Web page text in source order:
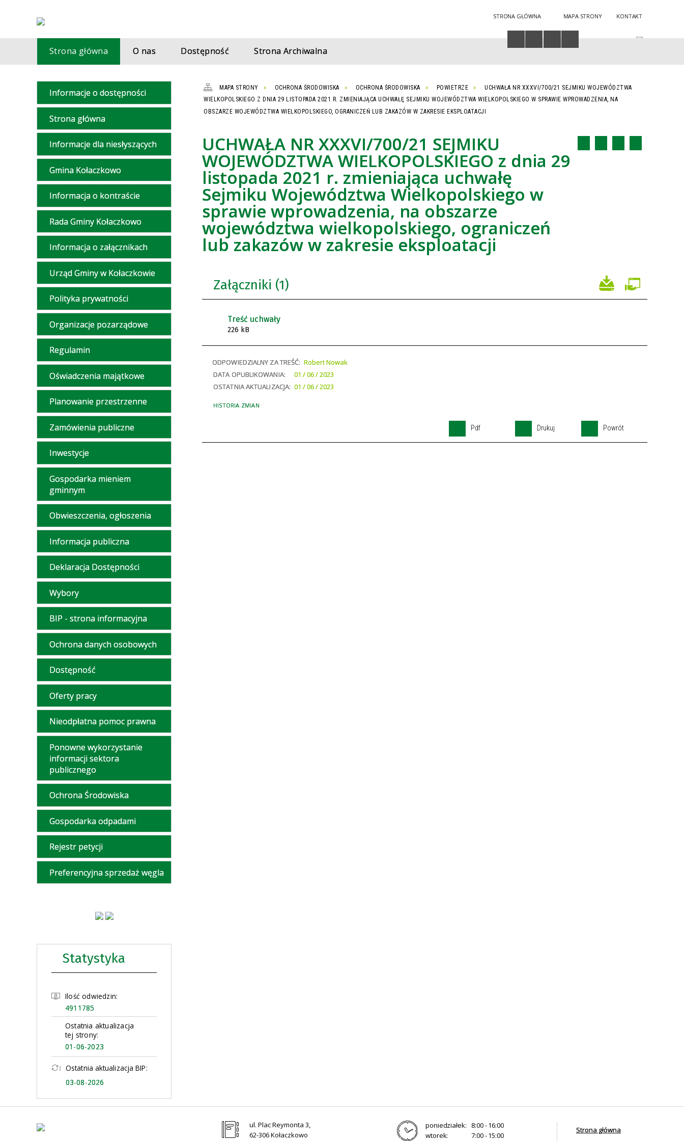
STRONA GŁÓWNA MAPA STRONY KONTAKT
Strona główna O nas Dostępność Strona Archiwalna
Informacje o dostępności
Strona główna
Informacje dla niesłyszących
Gmina Kołaczkowo
Informacja o kontraście
Rada Gminy Kołaczkowo
Informacja o załącznikach
Urząd Gminy w Kołaczkowie
Polityka prywatności
Organizacje pozarządowe
Regulamin
Oświadczenia majątkowe
Planowanie przestrzenne
Zamówienia publiczne
Inwestycje
Gospodarka mieniem
gminnym
Obwieszczenia, ogłoszenia
Informacja publiczna
Deklaracja Dostępności
Wybory
BIP - strona informacyjna
Ochrona danych osobowych
Dostępność
Oferty pracy
Nieodpłatna pomoc prawna
Ponowne wykorzystanie
informacji sektora
publicznego
Ochrona Środowiska
Gospodarka odpadami
Rejestr petycji
Preferencyjna sprzedaż węgla
Statystyka
Ilość odwiedzin:
4911785
Ostatnia aktualizacja
tej strony:
01-06-2023
Ostatnia aktualizacja BIP:
03-08-2026
MAPA STRONY OCHRONA ŚRODOWISKA OCHRONA ŚRODOWISKA POWIETRZE
UCHWAŁA NR XXXVI/700/21 SEJMIKU WOJEWÓDZTWA
WIELKOPOLSKIEGO Z DNIA 29 LISTOPADA 2021 R. ZMIENIAJĄCA UCHWAŁĘ SEJMIKU WOJEWÓDZTWA WIELKOPOLSKIEGO W SPRAWIE WPROWADZENIA, NA
OBSZARZE WOJEWÓDZTWA WIELKOPOLSKIEGO, OGRANICZEŃ LUB ZAKAZÓW W ZAKRESIE EKSPLOATACJI
UCHWAŁA NR XXXVI/700/21 SEJMIKU
WOJEWÓDZTWA WIELKOPOLSKIEGO z dnia 29
listopada 2021 r. zmieniająca uchwałę
Sejmiku Województwa Wielkopolskiego w
sprawie wprowadzenia, na obszarze
województwa wielkopolskiego, ograniczeń
lub zakazów w zakresie eksploatacji
Załączniki (1)
Treść uchwały
226 kB
ODPOWIEDZIALNY ZA TREŚĆ: Robert Nowak
DATA OPUBLIKOWANIA:
01 / 06 / 2023
OSTATNIA AKTUALIZACJA: 01 / 06 / 2023
HISTORIA ZMIAN
Pdf Drukuj Powrót
ul. Plac Reymonta 3,
62-306 Kołaczkowo
poniedziałek:
8:00 - 16:00
wtorek:
7:00 - 15:00
Strona główna